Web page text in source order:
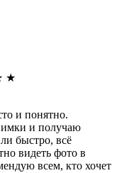
★
и понятно.
и получаю
быстро, всё
видеть фото в
всем, кто хочет